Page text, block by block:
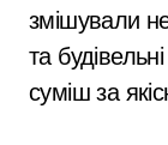
змішували
та
суміш за